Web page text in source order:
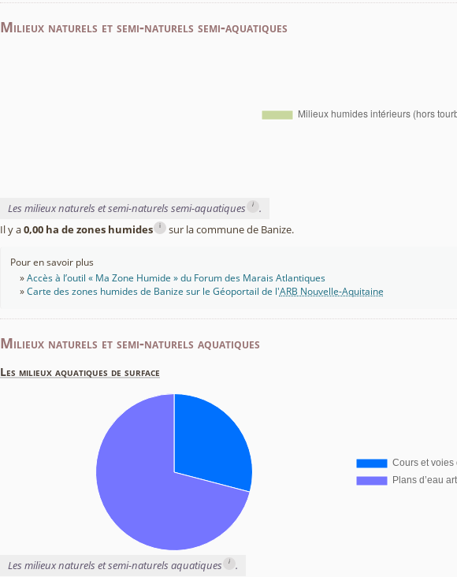
Milieux naturels et semi-naturels semi-aquatiques
Les milieux naturels et semi-naturels semi-aquatiques i
.
Il y a0,00 ha de zones humides i sur la commune de Banize.
Pour en savoir plus
Accès à l’outil « Ma Zone Humide » du Forum des Marais Atlantiques
Carte des zones humides de Banize sur le Géoportail de l'ARB Nouvelle-Aquitaine
Milieux naturels et semi-naturels aquatiques
Les milieux aquatiques de surface
Les milieux naturels et semi-naturels aquatiques i .